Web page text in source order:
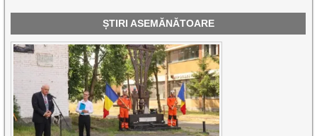
ȘTIRI ASEMĂNĂTOARE